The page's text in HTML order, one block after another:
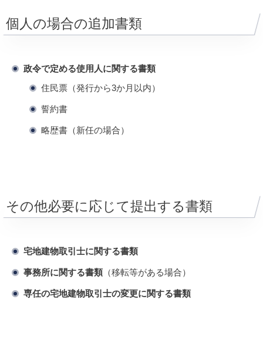
個人の場合の追加書類
政令で定める使用人に関する書類
住民票（発行から3か月以内）
誓約書
略歴書（新任の場合）
その他必要に応じて提出する書類
宅地建物取引士に関する書類
事務所に関する書類 （移転等がある場合）
専任の宅地建物取引士の変更に関する書類